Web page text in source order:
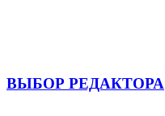
ВЫБОР РЕДАКТОРА